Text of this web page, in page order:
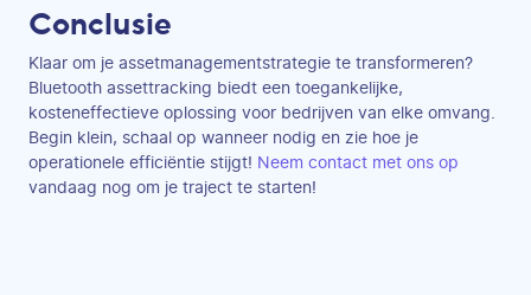
Conclusie
Klaar om je assetmanagementstrategie te transformeren?
Bluetooth assettracking biedt een toegankelijke,
kosteneffectieve oplossing voor bedrijven van elke omvang.
Begin klein, schaal op wanneer nodig en zie hoe je
operationele efficiëntie stijgt! Neem contact met ons op
vandaag nog om je traject te starten!